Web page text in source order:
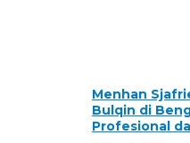
Menhan
Bulqin di
Profesional